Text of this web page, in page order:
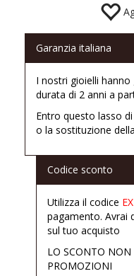
Garanzia italiana
I nostri gioielli hanno
durata di 2 anni a
Entro questo lasso
o la sostituzione
Codice sconto
Utilizza il codice
pagamento. Avrai
sul tuo acquisto
LO SCONTO
PROMOZIONI